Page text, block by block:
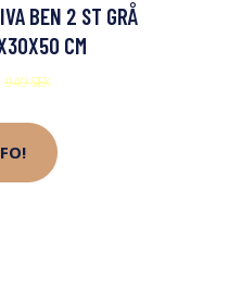
BEN 2 ST GRÅ
CM
949 SEK